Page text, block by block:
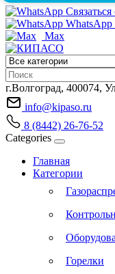
WhatsApp
Max
г.Волгоград, 400074,
info@kipaso.ru
8 (8442) 26-76-52
Categories
Главная
Категории
Горелки